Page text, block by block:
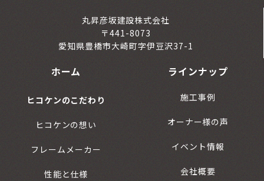
丸昇彦坂建設株式会社
〒441-8073
愛知県豊橋市大崎町字伊豆沢37-1
ホーム
ヒコケンのこだわり
ヒコケンの想い
フレームメーカー
性能と仕様
ラインナップ
施工事例
オーナー様の声
イベント情報
会社概要